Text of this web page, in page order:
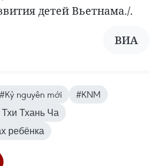
детей Вьетнама./.
ВИА
#Kỷ nguyên mới
#KNM
Тхань Ча
ребёнка